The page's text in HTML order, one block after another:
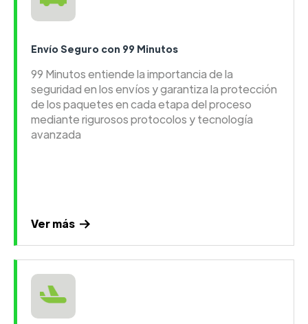
Envío Seguro con 99 Minutos
99 Minutos entiende la importancia de la
seguridad en los envíos y garantiza la protección
de los paquetes en cada etapa del proceso
mediante rigurosos protocolos y tecnología
avanzada
Ver más